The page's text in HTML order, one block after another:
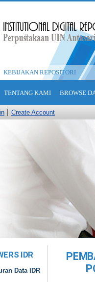
KEBIJAKAN REPOSITORI
TENTANG KAMI BROWSE
Create Account
IDR
Data IDR